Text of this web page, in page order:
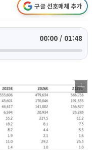
구글 선호매체 추가
00:00 / 01:48